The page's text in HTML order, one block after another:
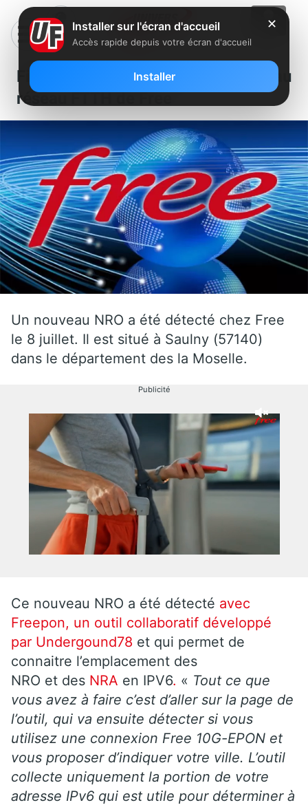
Fibre : Un nouveau NRO relié au
réseau FTTH de Free
Un nouveau NRO a été détecté chez Free
le 8 juillet. Il est situé à Saulny (57140)
dans le département des la Moselle.
Publicité
Ce nouveau NRO a été détecté avec
Freepon, un outil collaboratif développé
par Undergound78 et qui permet de
connaitre l’emplacement des
NRO et des NRA en IPV6. « Tout ce que
vous avez à faire c’est d’aller sur la page de
l’outil, qui va ensuite détecter si vous
utilisez une connexion Free 10G-EPON et
vous proposer d’indiquer votre ville. L’outil
collecte uniquement la portion de votre
adresse IPv6 qui est utile pour déterminer à
✕
Installer sur l'écran d'accueil
Accès rapide depuis votre écran d'accueil
Installer